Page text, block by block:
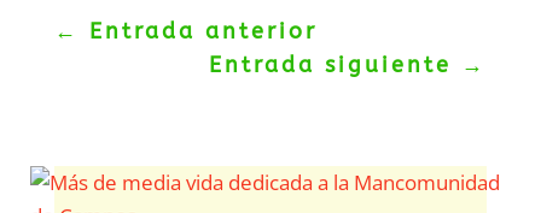
← Entrada anterior
Entrada siguiente
→